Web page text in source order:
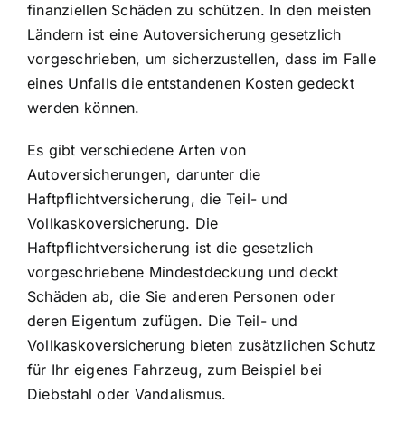
finanziellen Schäden zu schützen. In den meisten
Ländern ist eine Autoversicherung gesetzlich
vorgeschrieben, um sicherzustellen, dass im Falle
eines Unfalls die entstandenen Kosten gedeckt
werden können.
Es gibt verschiedene Arten von
Autoversicherungen, darunter die
Haftpflichtversicherung, die Teil- und
Vollkaskoversicherung. Die
Haftpflichtversicherung ist die gesetzlich
vorgeschriebene Mindestdeckung und deckt
Schäden ab, die Sie anderen Personen oder
deren Eigentum zufügen. Die Teil- und
Vollkaskoversicherung bieten zusätzlichen Schutz
für Ihr eigenes Fahrzeug, zum Beispiel bei
Diebstahl oder Vandalismus.